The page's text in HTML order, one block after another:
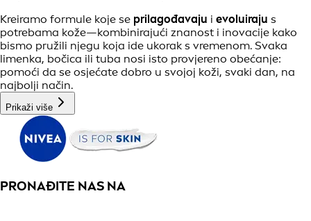
Kreiramo formule koje se prilagođavaju i evoluiraju s
potrebama kože—kombinirajući znanost i inovacije kako
bismo pružili njegu koja ide ukorak s vremenom. Svaka
limenka, bočica ili tuba nosi isto provjereno obećanje:
pomoći da se osjećate dobro u svojoj koži, svaki dan, na
najbolji način.
Prikaži više
PRONAĐITE NAS NA